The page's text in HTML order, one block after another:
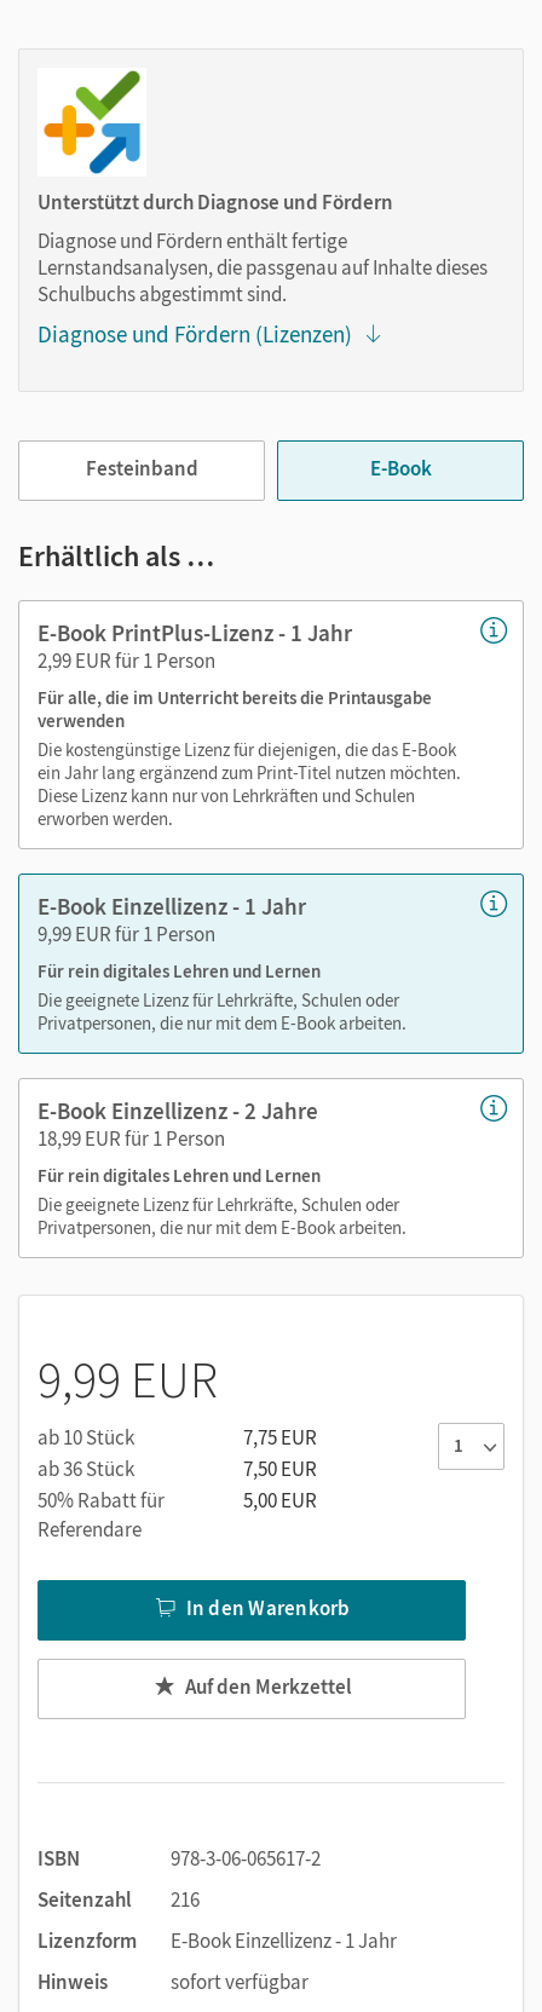
Notizen erstellen
Markierungen setzen
Text ergänzen
im Text suchen
zoomen
Die Medien sind wichtige Bestandteile dieses E-Books. Sie
sind seitengenau platziert, damit Sie und Ihre Schüler/-innen
gestalten Sie das Lehren und Lernen zeitsparend und
Medien in diesem E-Book:
Audios
Videos
PDF-Dateien
Externe Weblinks zu Erklärfilmen, Dokumenten,
Bildern und Texten
Unterstützt durch Diagnose und Fördern
Diagnose und Fördern enthält fertige
Lernstandsanalysen, die passgenau auf Inhalte dieses
Schulbuchs abgestimmt sind.
Diagnose und Fördern (Lizenzen)
Festeinband E-Book
Erhältlich als …
E-Book PrintPlus-Lizenz - 1 Jahr
2,99 EUR für 1 Person
Für alle, die im Unterricht bereits die Printausgabe
verwenden
Die kostengünstige Lizenz für diejenigen, die das E-Book
ein Jahr lang ergänzend zum Print-Titel nutzen möchten.
Diese Lizenz kann nur von Lehrkräften und Schulen
erworben werden.
E-Book Einzellizenz - 1 Jahr
9,99 EUR für 1 Person
Für rein digitales Lehren und Lernen
Die geeignete Lizenz für Lehrkräfte, Schulen oder
Privatpersonen, die nur mit dem E-Book arbeiten.
E-Book Einzellizenz - 2 Jahre
18,99 EUR für 1 Person
Für rein digitales Lehren und Lernen
Die geeignete Lizenz für Lehrkräfte, Schulen oder
Privatpersonen, die nur mit dem E-Book arbeiten.
9,99 EUR
ab 10 Stück
7,75 EUR
ab 36 Stück
7,50 EUR
50% Rabatt für
Referendare
5,00 EUR
In den Warenkorb
Auf den Merkzettel
ISBN
978-3-06-065617-2
Seitenzahl
216
Lizenzform
E-Book Einzellizenz - 1 Jahr
Hinweis
sofort verfügbar